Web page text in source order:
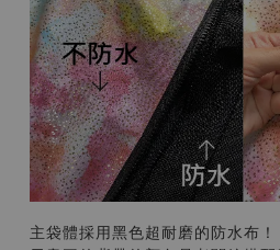
主袋體採用黑色超耐磨的防水布！